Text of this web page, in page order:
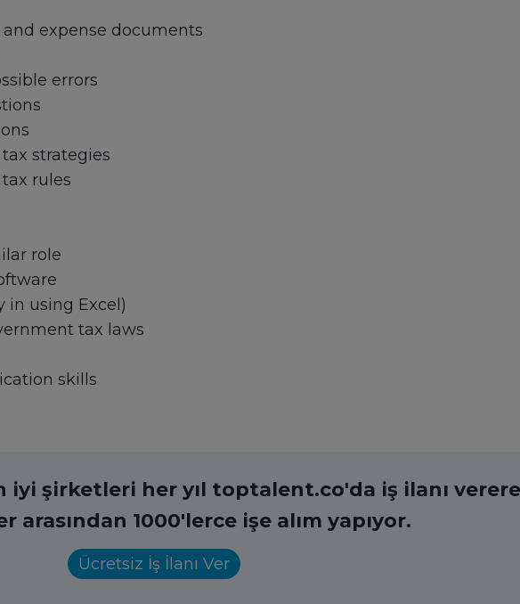
expense documents
errors
strategies
rules
role
in using Excel)
tax laws
skills
iyi şirketleri her yıl toptalent.co'da iş ilanı
arasından 1000'lerce işe alım yapıyor.
Ücretsiz İş İlanı Ver